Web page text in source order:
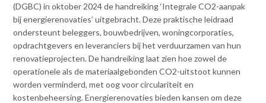
(DGBC) in oktober 2024 de handreiking ‘Integrale CO2-aanpak
bij energierenovaties’ uitgebracht. Deze praktische leidraad
ondersteunt beleggers, bouwbedrijven, woningcorporaties,
opdrachtgevers en leveranciers bij het verduurzamen van hun
renovatieprojecten. De handreiking laat zien hoe zowel de
operationele als de materiaalgebonden CO2-uitstoot kunnen
worden verminderd, met oog voor circulariteit en
kostenbeheersing. Energierenovaties bieden kansen om deze
Zoek
Inloggen